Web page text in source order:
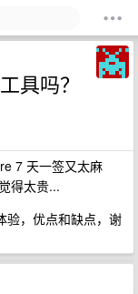
具吗？
7 天一签又太麻
得太贵...
验，优点和缺点，谢